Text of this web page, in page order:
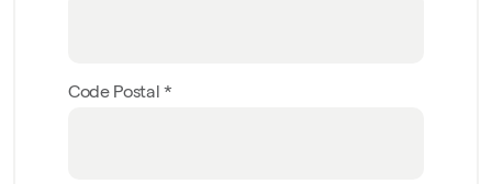
Code Postal *